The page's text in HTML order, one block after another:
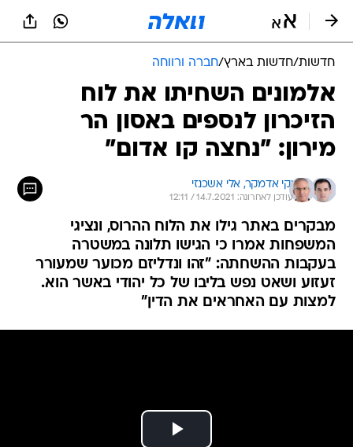
חדשות/חדשות בארץ/חברה ורווחה
אלמונים השחיתו את לוח
הזיכרון לנספים באסון הר
מירון: "נחצה קו אדום"
יקי אדמקר, אלי אשכנזי
עודכן לאחרונה: 14.7.2021 / 12:11
מבקרים באתר גילו את הלוח ההרוס, ונציגי
המשפחות אמרו כי הגישו תלונה במשטרה
בעקבות ההשחתה: "זהו ונדליזם מכוער שמעורר
זעזוע ושאט נפש בליבו של כל יהודי באשר הוא.
למצות עם האחראים את הדין"